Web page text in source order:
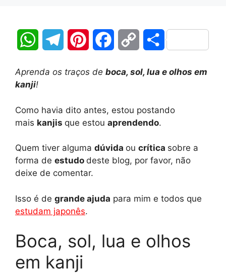
W
s
A
p
g
r
a
e
r
e
b
o
o
L
i
n
S
Aprenda os traços de boca, sol, lua e olhos em
kanji!
Como havia dito antes, estou postando
mais kanjis que estou aprendendo.
Quem tiver alguma dúvida ou crítica sobre a
forma de estudo deste blog, por favor, não
deixe de comentar.
Isso é de grande ajuda para mim e todos que
estudam japonês.
Boca, sol, lua e olhos
em kanji